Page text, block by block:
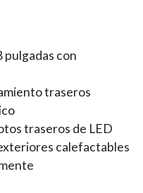
pulgadas con
traseros
traseros de LED
calefactables